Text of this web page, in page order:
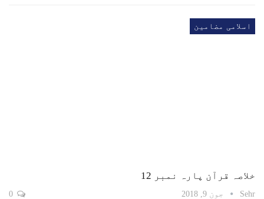
اسلامی مضامین
خلاصہ قرآن پارہ نمبر 12
Sehr جون 9, 2018